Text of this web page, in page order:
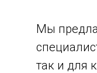
Мы
так и для